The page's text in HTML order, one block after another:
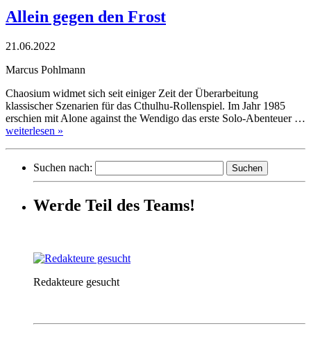
Allein gegen den Frost
21.06.2022
Marcus Pohlmann
Chaosium widmet sich seit einiger Zeit der Überarbeitung
klassischer Szenarien für das Cthulhu-Rollenspiel. Im Jahr 1985
erschien mit Alone against the Wendigo das erste Solo-Abenteuer …
weiterlesen »
Suchen nach:
Werde Teil des Teams!
Redakteure gesucht